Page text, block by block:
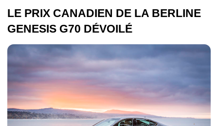
LE PRIX CANADIEN DE LA BERLINE
GENESIS G70 DÉVOILÉ